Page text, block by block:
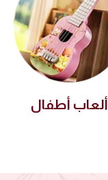
ألعاب أطفال